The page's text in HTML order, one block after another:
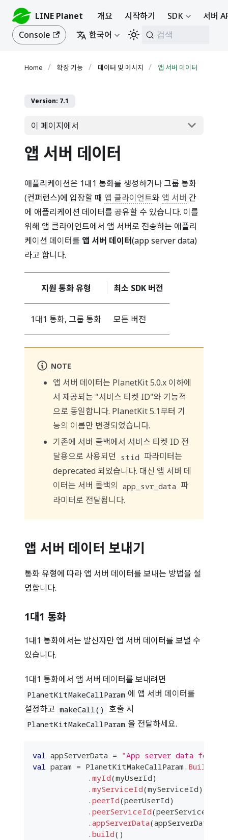
LINE Planet 개요 시작하기 SDK
서버
Console
한국어 검색
확장 기능 데이터 및 메시지 앱 서버 데이터
Version: 7.1
이 페이지에서
앱 서버 데이터
애플리케이션은 1대1 통화를 생성하거나 그룹 통화
(컨퍼런스)에 입장할 때 앱 클라이언트와 앱 서버 간
에 애플리케이션 데이터를 공유할 수 있습니다. 이를
위해 앱 클라이언트에서 앱 서버로 전송하는 애플리
케이션 데이터를 앱 서버 데이터(app server data)
라고 합니다.
지원 통화 유형 최소 SDK 버전
1대1 통화, 그룹 통화 모든 버전
NOTE
앱 서버 데이터는 PlanetKit 5.0.x 이하에
서 제공되는 "서비스 티켓 ID"와 기능적
으로 동일합니다. PlanetKit 5.1부터 기
능의 이름만 변경되었습니다.
기존에 서버 콜백에서 서비스 티켓 ID 전
달용으로 사용되던 stid 파라미터는
deprecated 되었습니다. 대신 앱 서버 데
이터는 서버 콜백의 app_svr_data 파
라미터로 전달됩니다.
앱 서버 데이터 보내기
통화 유형에 따라 앱 서버 데이터를 보내는 방법을 설
명합니다.
1대1 통화
1대1 통화에서는 발신자만 앱 서버 데이터를 보낼 수
있습니다.
1대1 통화에서 앱 서버 데이터를 보내려면
PlanetKitMakeCallParam 에 앱 서버 데이터를
설정하고 makeCall() 호출 시
PlanetKitMakeCallParam 을 전달하세요.
val appServerData = "App server data for
val param = PlanetKitMakeCallParam . Builder
. myId(myUserId)
. myServiceId(myServiceId)
. peerId(peerUserId)
. peerServiceId(peerServiceId
. appServerData(appServerData
. build( )